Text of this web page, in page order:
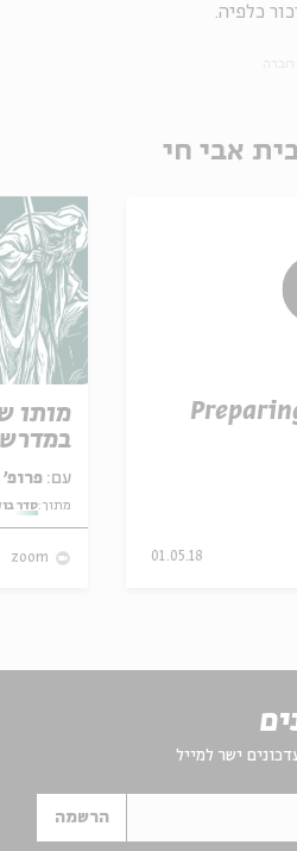
כלפיה.
אבי חי
01.05.18
מותו
עם: פרופ' אביגדור שנאן
מתוך:סדר
zoom
ישר למייל
הרשמה